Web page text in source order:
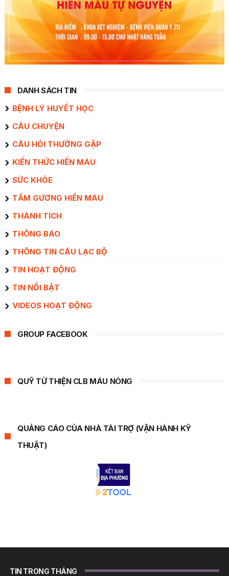
DANH SÁCH TIN
BỆNH LÝ HUYẾT HỌC
CÂU CHUYỆN
CÂU HỎI THƯỜNG GẶP
KIẾN THỨC HIẾN MÁU
SỨC KHỎE
TẤM GƯƠNG HIẾN MÁU
THÀNH TÍCH
THÔNG BÁO
THÔNG TIN CÂU LẠC BỘ
TIN HOẠT ĐỘNG
TIN NỔI BẬT
VIDEOS HOẠT ĐỘNG
GROUP FACEBOOK
QUỸ TỪ THIỆN CLB MÁU NÓNG
QUẢNG CÁO CỦA NHÀ TÀI TRỢ (VẬN HÀNH KỸ
THUẬT)
TIN TRONG THÁNG